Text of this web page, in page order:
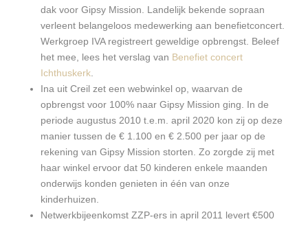
dak voor Gipsy Mission. Landelijk bekende sopraan
verleent belangeloos medewerking aan benefietconcert.
Werkgroep IVA registreert geweldige opbrengst. Beleef
het mee, lees het verslag van Benefiet concert
Ichthuskerk
Ina uit Creil zet een webwinkel op, waarvan de
opbrengst voor 100% naar Gipsy Mission ging. In de
periode augustus 2010 t.e.m. april 2020 kon zij op deze
manier tussen de € 1.100 en € 2.500 per jaar op de
rekening van Gipsy Mission storten. Zo zorgde zij met
haar winkel ervoor dat 50 kinderen enkele maanden
onderwijs konden genieten in één van onze
kinderhuizen.
Netwerkbijeenkomst ZZP-ers in april 2011 levert €500